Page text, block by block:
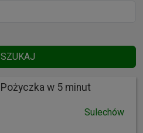
SZUKAJ
Pożyczka w 5 minut
Sulechów